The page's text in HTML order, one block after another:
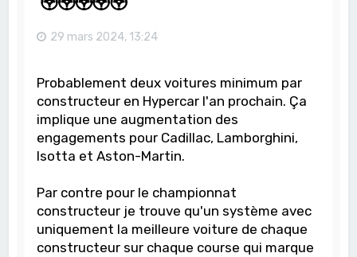
29 mars 2024, 13:24
Probablement deux voitures minimum par
constructeur en Hypercar l'an prochain. Ça
implique une augmentation des
engagements pour Cadillac, Lamborghini,
Isotta et Aston-Martin.
Par contre pour le championnat
constructeur je trouve qu'un système avec
uniquement la meilleure voiture de chaque
constructeur sur chaque course qui marque